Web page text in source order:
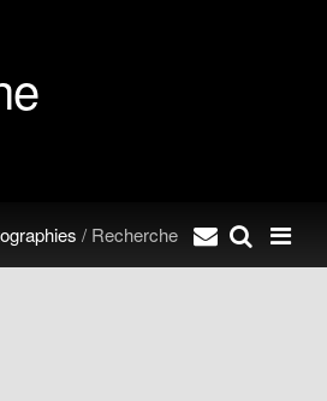
/ Recherche